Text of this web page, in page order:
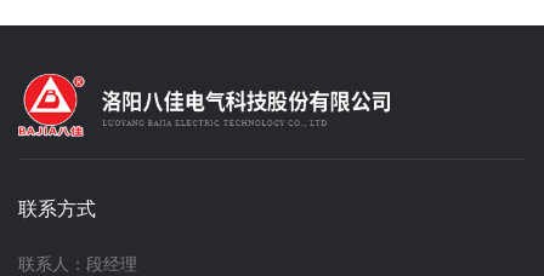
联系方式
联系人：段经理